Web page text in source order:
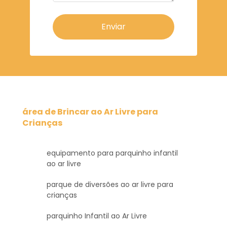
Enviar
área de Brincar ao Ar Livre para
Crianças
equipamento para parquinho infantil
ao ar livre
parque de diversões ao ar livre para
crianças
parquinho Infantil ao Ar Livre